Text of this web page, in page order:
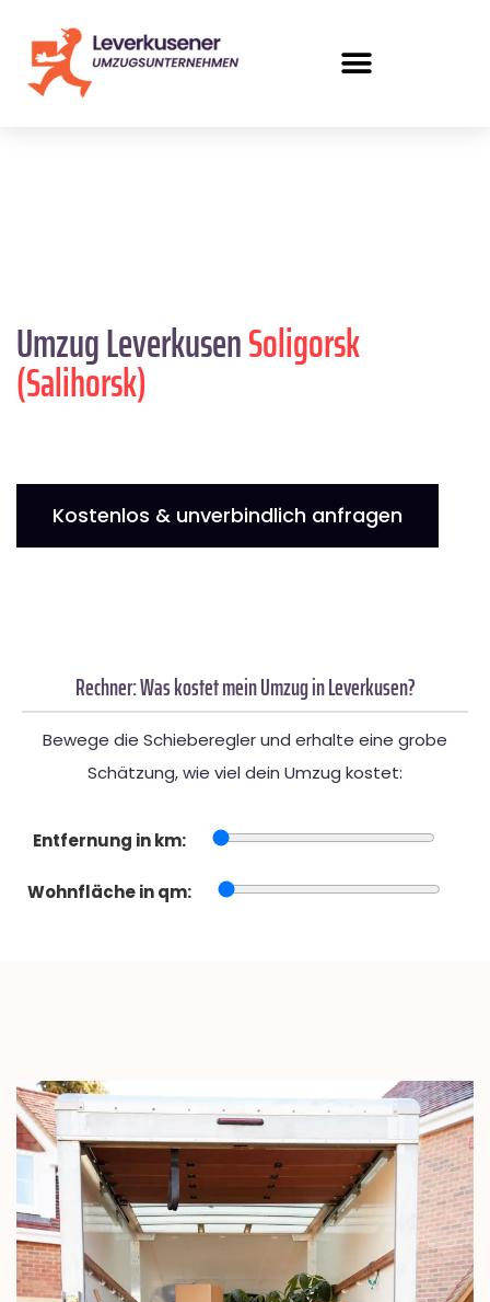
Umzug LeverkusenSoligorsk
(Salihorsk)
Kostenlos & unverbindlich anfragen
Rechner: Was kostet mein Umzug in Leverkusen?
Bewege die Schieberegler und erhalte eine grobe
Schätzung, wie viel dein Umzug kostet:
Entfernung in km:
Wohnfläche in qm: